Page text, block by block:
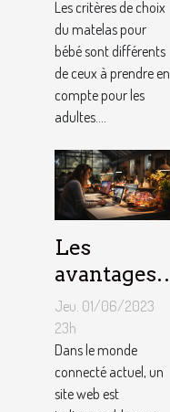
matelas de
bébé ?
Les critères de choix
du matelas pour
bébé sont différents
de ceux à prendre en
compte pour les
adultes....
Les
avantages
de faire
appel à un
spécialiste
de
conception
Jeu. 01/06/2023
23h
Dans le monde
connecté actuel, un
site web est